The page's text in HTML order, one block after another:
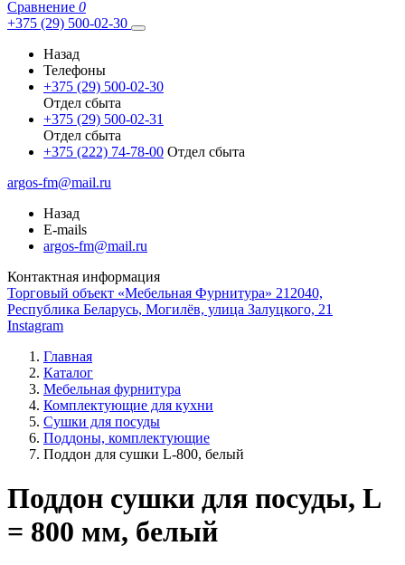
Сравнение 0
+375 (29) 500-02-30
Назад
Телефоны
+375 (29) 500-02-30
Отдел сбыта
+375 (29) 500-02-31
Отдел сбыта
+375 (222) 74-78-00 Отдел сбыта
argos-fm@mail.ru
Назад
E-mails
argos-fm@mail.ru
Контактная информация
Торговый объект «Мебельная Фурнитура» 212040,
Республика Беларусь, Могилёв, улица Залуцкого, 21
Instagram
Главная
Каталог
Мебельная фурнитура
Комплектующие для кухни
Сушки для посуды
Поддоны, комплектующие
Поддон для сушки L-800, белый
Поддон сушки для посуды, L
= 800 мм, белый